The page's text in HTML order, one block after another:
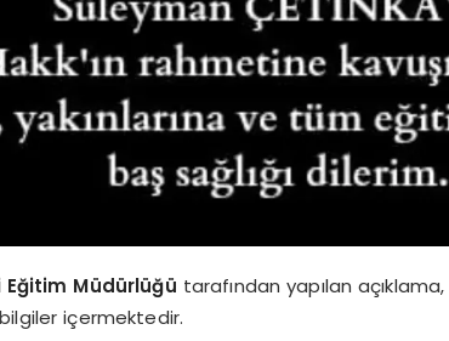
Müdürlüğü tarafından yapılan
içermektedir.